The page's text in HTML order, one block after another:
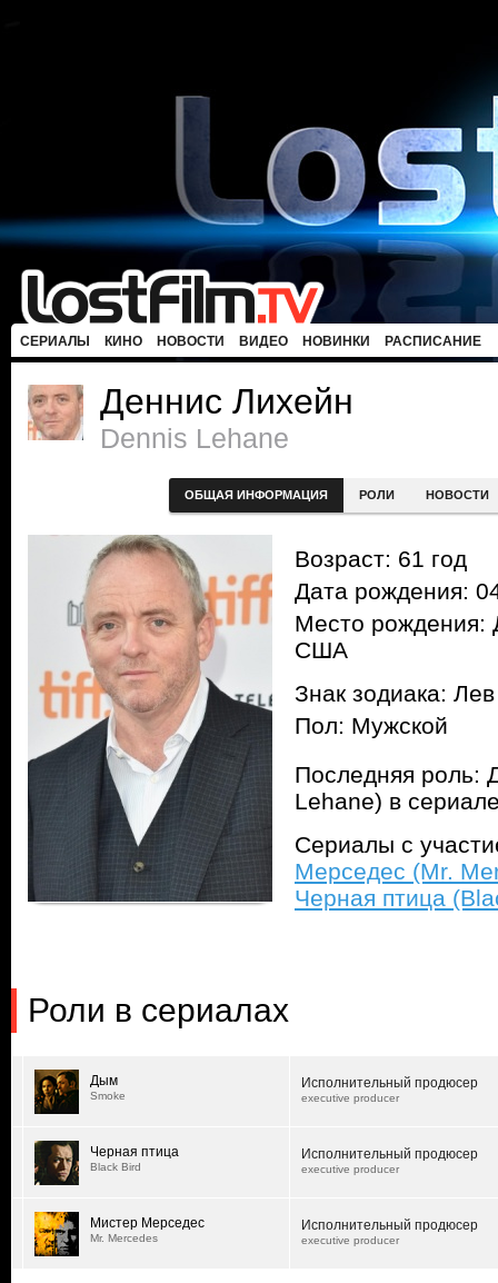
СЕРИАЛЫ КИНО НОВОСТИ ВИДЕО НОВИНКИ РАСПИСАНИЕ
Деннис Лихейн
Dennis Lehane
ОБЩАЯ ИНФОРМАЦИЯ РОЛИ НОВОСТИ
Возраст: 61 год
Дата рождения:
Место рождения:
США
Знак зодиака: Лев
Пол: Мужской
Последняя роль:
Lehane) в
Сериалы с
Мерседес (Mr.
Черная птица
Роли в сериалах
Дым
Smoke
Исполнительный продюсер
executive producer
Черная птица
Black Bird
Исполнительный продюсер
executive producer
Мистер Мерседес
Mr. Mercedes
Исполнительный продюсер
executive producer